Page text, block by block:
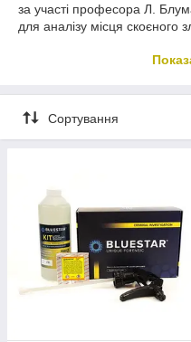
за участі професора Л.
для аналізу місця
використання хімічних
році: реагенти мають бути
високоточними, але й
простими та невибагливими
розроблений для
скоєного злочину з метою
змиті, витерті або які є
Унікальна формула на
як найбільш ефективний та
крові, який отримав
країн світу завдяки
використання. BlueStar®
Сортування